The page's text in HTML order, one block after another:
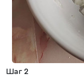
Шаг 2